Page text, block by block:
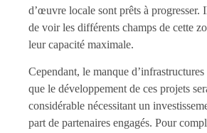
d’œuvre locale sont prêts à progresser.
de voir les différents champs de cette
leur capacité maximale.
Cependant, le manque
que le développement de ces projets
considérable nécessitant un
part de partenaires engagés. Pour